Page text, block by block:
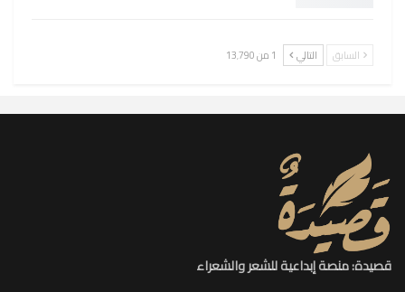
السابق التالي 1 من 13٬790
قصيدة: منصة إبداعية للشعر والشعراء